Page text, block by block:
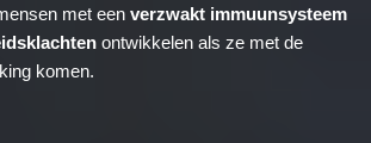
met een verzwakt immuunsysteem
ontwikkelen als ze met de
komen.